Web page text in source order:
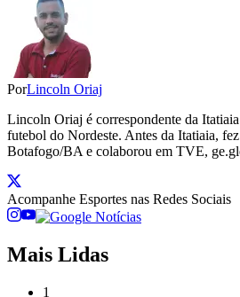
PorLincoln Oriaj
Lincoln Oriaj é correspondente da
futebol do Nordeste. Antes da Itatiaia,
Botafogo/BA e colaborou em TVE,
Acompanhe Esportes nas Redes Sociais
Mais Lidas
1